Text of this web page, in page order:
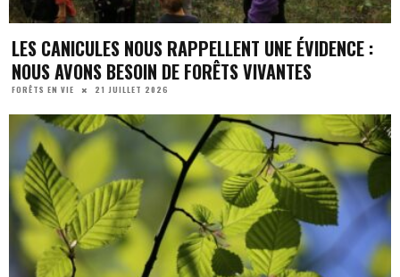
LES CANICULES NOUS RAPPELLENT UNE ÉVIDENCE :
NOUS AVONS BESOIN DE FORÊTS VIVANTES
FORÊTS EN VIE 21 JUILLET 2026